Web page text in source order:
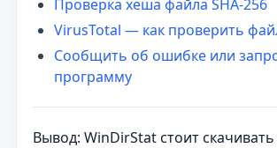
Проверка хеша файла SHA-256
VirusTotal — как проверить
Сообщить об ошибке или
программу
Вывод: WinDirStat стоит